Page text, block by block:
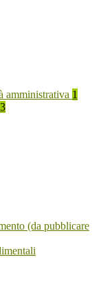
amministrativa 1
3
(da pubblicare